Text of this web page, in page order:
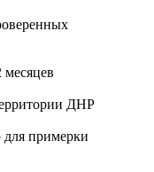
месяцев
ДНР
для примерки